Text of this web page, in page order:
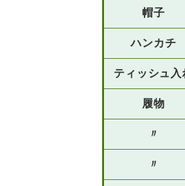
帽子
ハンカチ
ティッシュ入
履物
〃
〃